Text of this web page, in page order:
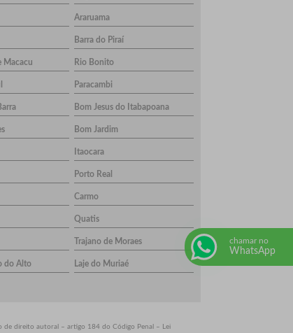
Araruama
Barra do Piraí
Macacu Rio Bonito
Paracambi
Bom Jesus do Itabapoana
Bom Jardim
Itaocara
Porto Real
Carmo
Quatis
Trajano de Moraes
do Alto Laje do Muriaé
de direito autoral – artigo 184 do Código Penal –
Lei
chamar no
WhatsApp